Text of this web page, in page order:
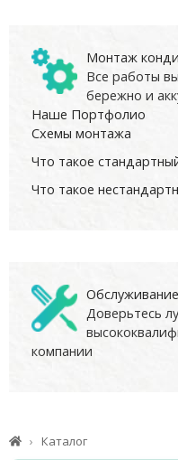
Монтаж
Все работы
бережно и
Наше Портфолио
Схемы монтажа
Что такое
Что такое
Обслуживание
Доверьтесь
компании
Каталог